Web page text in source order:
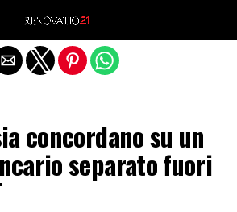
concordano su un
separato fuori
Exit mobile version